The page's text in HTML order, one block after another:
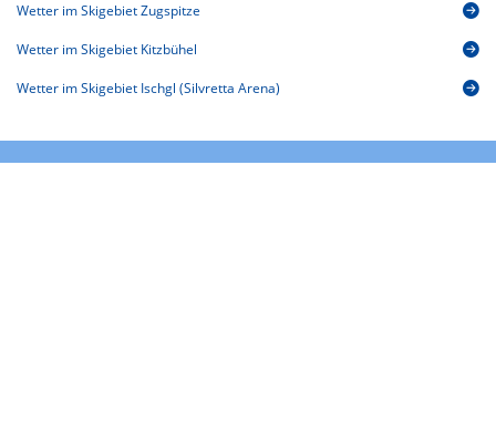
Wetter im Skigebiet Zugspitze
Wetter im Skigebiet Kitzbühel
Wetter im Skigebiet Ischgl (Silvretta Arena)